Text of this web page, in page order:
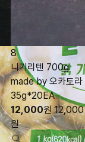
8
니기리텐 700g
made by 오카토라
35g*20EA
12,000원 12,000
원